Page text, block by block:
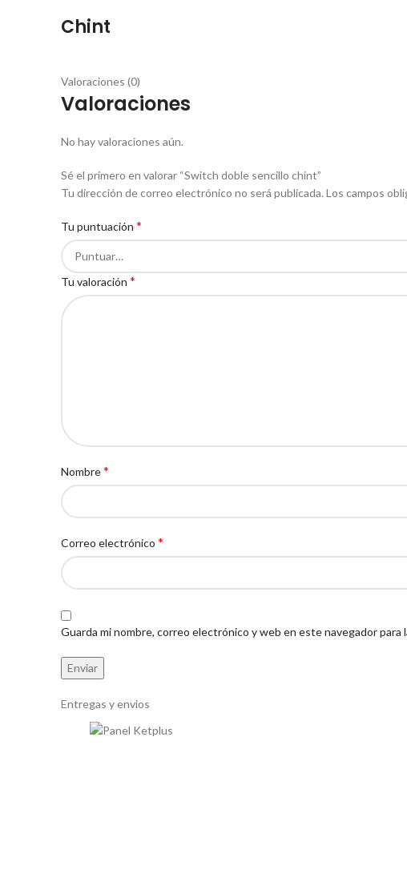
Chint
Valoraciones (0)
Valoraciones
No hay valoraciones aún.
Sé el primero en valorar “Switch doble sencillo chint”
Tu dirección de correo electrónico no será publicada. Los campos
Tu puntuación *
Tu valoración *
Nombre*
Correo electrónico *
Guarda mi nombre, correo electrónico y web en este navegador para
Entregas y envios